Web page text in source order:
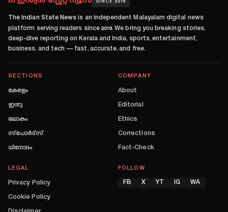
SINCE 2019
The Indian State News is an independent Malayalam digital news
platform serving readers since 2019. We bring you breaking stories,
deep-dive reporting on Kerala and India, sports, entertainment,
business, and tech — fast, accurate, and free.
SECTIONS
കേരളം
ഇന്ത്യ
ലോകം
സ്പോർട്സ്
വിനോദം
COMPANY
About
Editorial
Ethics
Corrections
Fact-Check
LEGAL
Privacy Policy
Cookie Policy
FOLLOW
FB X YT IG WA